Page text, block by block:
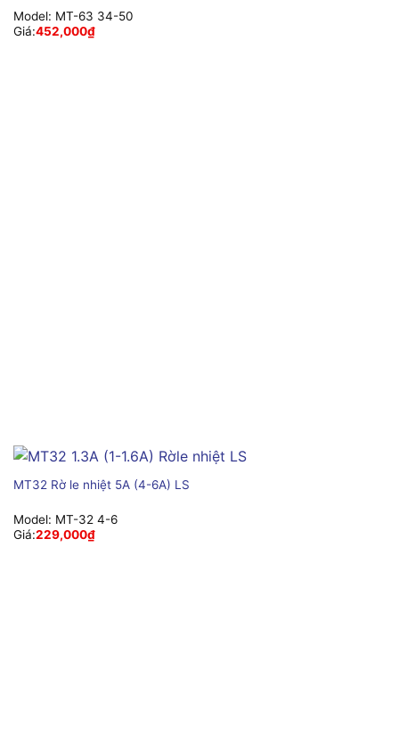
Model: MT-63 34-50
Giá:452,000₫
MT32 Rờ le nhiệt 5A (4-6A) LS
Model: MT-32 4-6
Giá:229,000₫